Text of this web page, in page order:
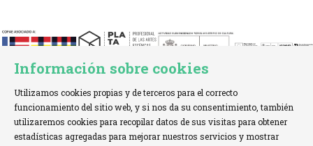
Información sobre cookies
Utilizamos cookies propias y de terceros para el correcto
funcionamiento del sitio web, y si nos da su consentimiento, también
utilizaremos cookies para recopilar datos de sus visitas para obtener
estadísticas agregadas para mejorar nuestros servicios y mostrar